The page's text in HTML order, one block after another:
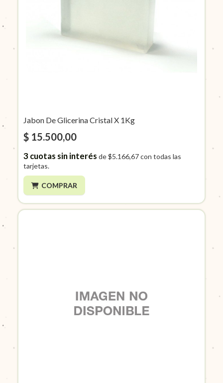
Jabon De Glicerina Cristal X 1Kg
$ 15.500,00
3cuotas sin interés de$5.166,67con todas las
tarjetas.
COMPRAR